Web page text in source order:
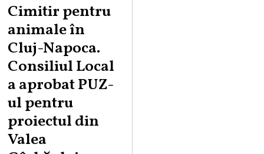
Cimitir pentru
animale în
Cluj-Napoca.
Consiliul Local
a aprobat PUZ-
ul pentru
proiectul din
Valea